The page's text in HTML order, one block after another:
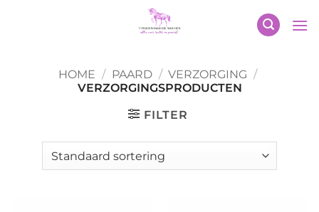
HOME / PAARD / VERZORGING /
VERZORGINGSPRODUCTEN
FILTER